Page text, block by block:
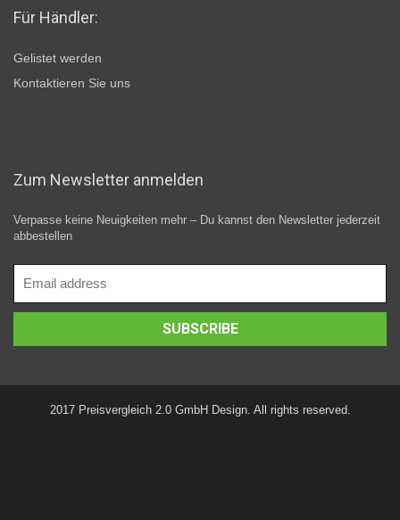
Für Händler:
Gelistet werden
Kontaktieren Sie uns
Zum Newsletter anmelden
Verpasse keine Neuigkeiten mehr – Du kannst den Newsletter jederzeit
abbestellen
2017 Preisvergleich 2.0 GmbH Design. All rights reserved.